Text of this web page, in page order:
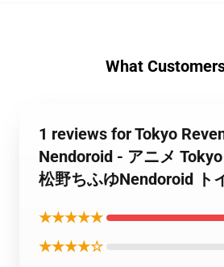
What
1 reviews for Tokyo
Nendoroid - アニメ
松野ちふゆNendoroid ト
★★★★★
★★★★☆